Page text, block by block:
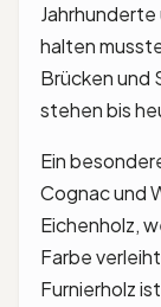
halten
Brücken und
stehen bis
Ein
Cognac und
Eichenholz,
Farbe
Furnierholz